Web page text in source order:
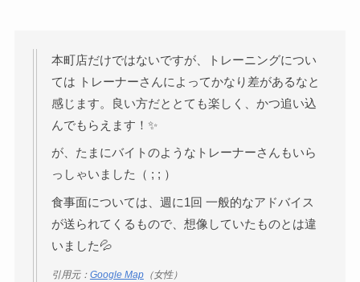
本町店だけではないですが、トレーニングについ
ては トレーナーさんによってかなり差があるなと
感じます。良い方だととても楽しく、かつ追い込
んでもらえます！✨
が、たまにバイトのようなトレーナーさんもいら
っしゃいました（ ; ; ）
食事面については、週に1回 一般的なアドバイス
が送られてくるもので、想像していたものとは違
いました💦
引用元： Google Map（女性）